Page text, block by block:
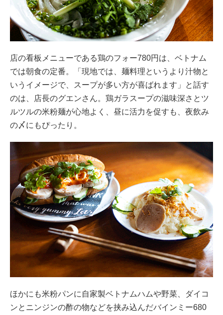
店の看板メニューである鶏のフォー780円は、ベトナム
では朝食の定番。「現地では、麺料理というより汁物と
いうイメージで、スープが多い方が喜ばれます」と話す
のは、店長のグエンさん。鶏ガラスープの滋味深さとツ
ルツルの米粉麺が心地よく、昼に活力を促すも、夜飲み
の〆にもぴったり。
ほかにも米粉パンに自家製ベトナムハムや野菜、ダイコ
ンとニンジンの酢の物などを挟み込んだバインミー680